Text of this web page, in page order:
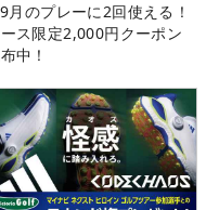
月のプレーに2回使える！
ス限定2,000円クーポン
中！